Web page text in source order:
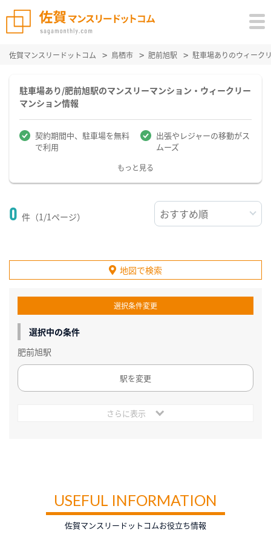
佐賀マンスリードットコム 鳥栖市 肥前旭駅 駐車場ありのウィーク
駐車場あり/肥前旭駅のマンスリーマンション・ウィークリー
マンション情報
契約期間中、駐車場を無料
で利用
出張やレジャーの移動がス
ムーズ
もっと見る
0 件（1/1ページ）
地図で検索
選択条件変更
選択中の条件
肥前旭駅
駅を変更
さらに表示
USEFUL INFORMATION
佐賀マンスリードットコムお役立ち情報